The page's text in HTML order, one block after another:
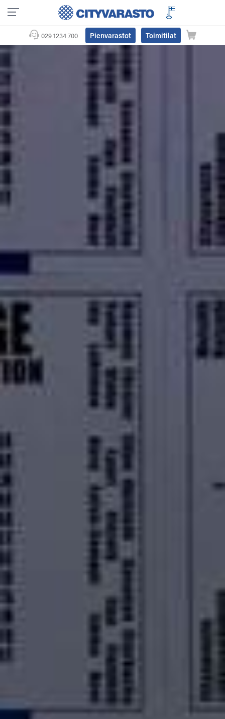
029 1234 700 Pienvarastot Toimitilat